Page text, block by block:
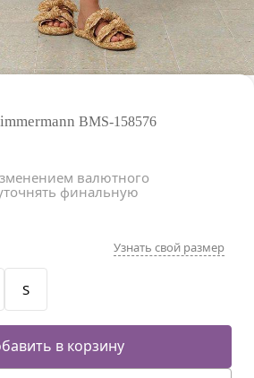
BMS-158576
валютного
финальную
S
Узнать свой размер
в корзину